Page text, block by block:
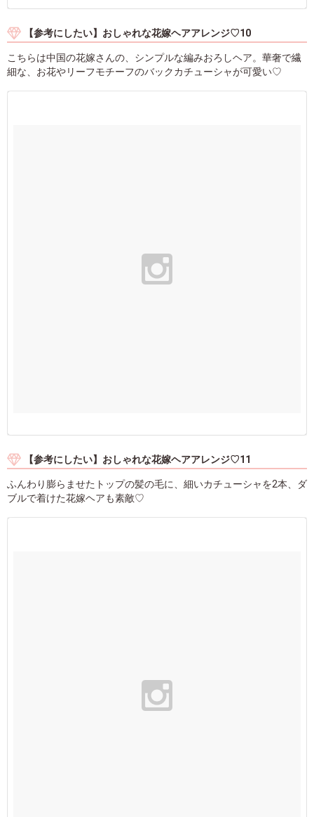
【参考にしたい】おしゃれな花嫁ヘアアレンジ♡10
こちらは中国の花嫁さんの、シンプルな編みおろしヘア。華奢で繊
細な、お花やリーフモチーフのバックカチューシャが可愛い♡
【参考にしたい】おしゃれな花嫁ヘアアレンジ♡11
ふんわり膨らませたトップの髪の毛に、細いカチューシャを2本、ダ
ブルで着けた花嫁ヘアも素敵♡